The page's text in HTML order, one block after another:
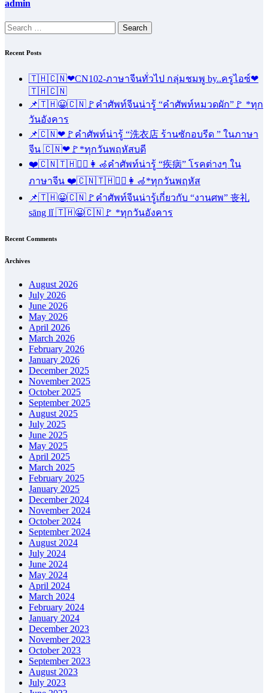
admin
Search
for:
Recent Posts
🇹🇭🇨🇳❤CN102-ภาษาจีนทั่วไป กลุ่มชมพู by..ครูไอซ์❤
🇹🇭🇨🇳
📌🇹🇭😀🇨🇳🚩คำศัพท์จีนน่ารู้ “คำศัพท์หมวดผัก”🚩 *ทุก
วันอังคาร
📌🇨🇳❤🚩คำศัพท์น่ารู้ “洗衣店 ร้านซักอบรีด ” ในภาษา
จีน 🇨🇳❤🚩*ทุกวันพฤหัสบดี
❤️🇨🇳🇹🇭🧑‍⚕️👩‍🦽คำศัพท์น่ารู้ “疾病” โรคต่างๆ ใน
ภาษาจีน ❤️🇨🇳🇹🇭🧑‍⚕️👩‍🦽*ทุกวันพฤหัส
📌🇹🇭😀🇨🇳🚩คำศัพท์จีนน่ารู้เกี่ยวกับ “งานศพ” 丧礼
sāng lǐ 🇹🇭😀🇨🇳🚩 *ทุกวันอังคาร
Recent Comments
Archives
August 2026
July 2026
June 2026
May 2026
April 2026
March 2026
February 2026
January 2026
December 2025
November 2025
October 2025
September 2025
August 2025
July 2025
June 2025
May 2025
April 2025
March 2025
February 2025
January 2025
December 2024
November 2024
October 2024
September 2024
August 2024
July 2024
June 2024
May 2024
April 2024
March 2024
February 2024
January 2024
December 2023
November 2023
October 2023
September 2023
August 2023
July 2023